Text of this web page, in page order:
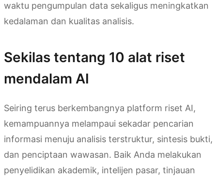
waktu pengumpulan data sekaligus meningkatkan
kedalaman dan kualitas analisis.
Sekilas tentang 10 alat riset
mendalam AI
Seiring terus berkembangnya platform riset AI,
kemampuannya melampaui sekadar pencarian
informasi menuju analisis terstruktur, sintesis bukti,
dan penciptaan wawasan. Baik Anda melakukan
penyelidikan akademik, intelijen pasar, tinjauan